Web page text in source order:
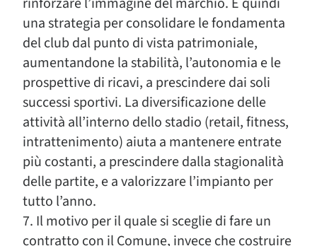
una strategia per consolidare le fondamenta
del club dal punto di vista patrimoniale,
aumentandone la stabilità, l’autonomia e le
prospettive di ricavi, a prescindere dai soli
successi sportivi. La diversificazione delle
attività all’interno dello stadio (retail, fitness,
intrattenimento) aiuta a mantenere entrate
più costanti, a prescindere dalla stagionalità
delle partite, e a valorizzare l’impianto per
tutto l’anno.
7. Il motivo per il quale si sceglie di fare un
contratto con il Comune, invece che costruire